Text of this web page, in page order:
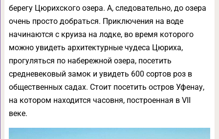
берегу Цюрихского озера. А, следовательно, до озера
очень просто добраться. Приключения на воде
начинаются с круиза на лодке, во время которого
можно увидеть архитектурные чудеса Цюриха,
прогуляться по набережной озера, посетить
средневековый замок и увидеть 600 сортов роз в
общественных садах. Стоит посетить остров Уфенау,
на котором находится часовня, построенная в VII
веке.